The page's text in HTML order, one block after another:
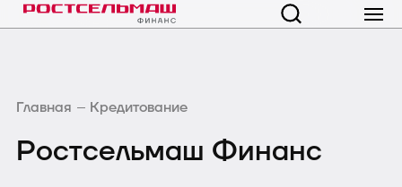
Главная Кредитование
Ростсельмаш Финанс